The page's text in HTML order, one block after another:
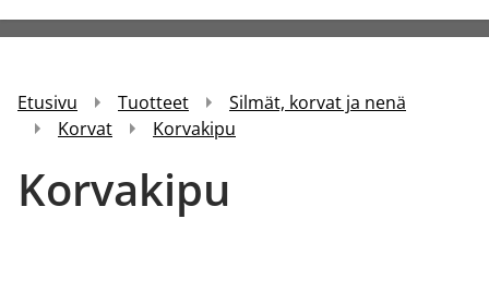
Etusivu Tuotteet
Silmät, korvat ja nenä
Korvat
Korvakipu
Korvakipu